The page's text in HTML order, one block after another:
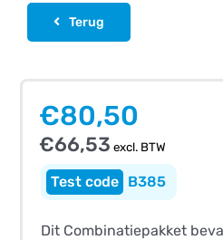
Terug
€80,50
€66,53 excl. BTW
B385
Dit Combinatiepakket